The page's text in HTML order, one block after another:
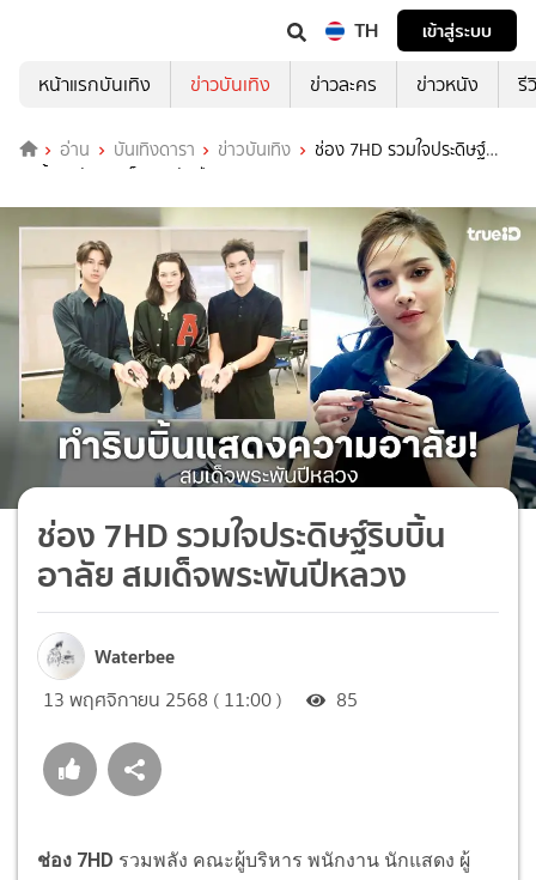
TH
เข้าสู่ระบบ
หน้าแรกบันเทิง
ข่าวบันเทิง ข่าวละคร ข่าวหนัง รี
อ่าน บันเทิงดารา ข่าวบันเทิง
ช่อง 7HD รวมใจประดิษฐ์
ริบบิ้นอาลัย สมเด็จพระพันปีหลวง
ช่อง 7HD รวมใจประดิษฐ์ริบบิ้น
อาลัย สมเด็จพระพันปีหลวง
Waterbee
13 พฤศจิกายน 2568 ( 11:00 ) 85
ช่อง 7HD รวมพลัง คณะผู้บริหาร พนักงาน นักแสดง ผู้